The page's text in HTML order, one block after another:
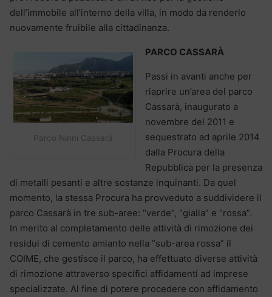
dell’immobile all’interno della villa, in modo da renderlo
nuovamente fruibile alla cittadinanza.
Parco Ninni Cassarà
PARCO CASSARÀ
Passi in avanti anche per
riaprire un’area del parco
Cassarà, inaugurato a
novembre del 2011 e
sequestrato ad aprile 2014
dalla Procura della
Repubblica per la presenza
di metalli pesanti e altre sostanze inquinanti. Da quel
momento, la stessa Procura ha provveduto a suddividere il
parco Cassarà in tre sub-aree: “verde”, “gialla” e “rossa”.
In merito al completamento delle attività di rimozione dei
residui di cemento amianto nella “sub-area rossa” il
COIME, che gestisce il parco, ha effettuato diverse attività
di rimozione attraverso specifici affidamenti ad imprese
specializzate. Al fine di potere procedere con affidamento